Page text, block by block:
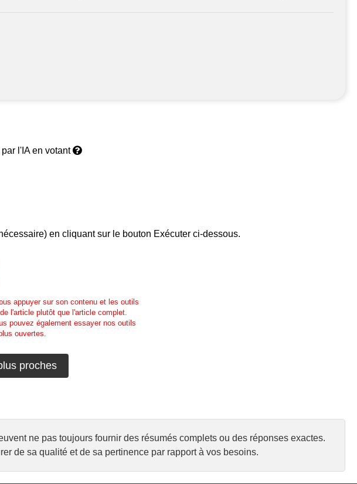
l'IA en votant
en cliquant sur le bouton Exécuter ci-dessous.
appuyer sur son contenu et les outils
l'article plutôt que l'article complet.
pouvez également essayer nos outils
ouvertes.
ne pas toujours fournir des résumés complets ou des réponses exactes.
de sa qualité et de sa pertinence par rapport à vos besoins.